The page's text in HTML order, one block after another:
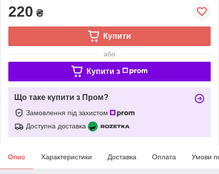
220 ₴
Купити
або
Купити з
Що таке купити з Пром?
Замовлення під захистом
Доступна доставка
Опис Характеристики Доставка Оплата Умови